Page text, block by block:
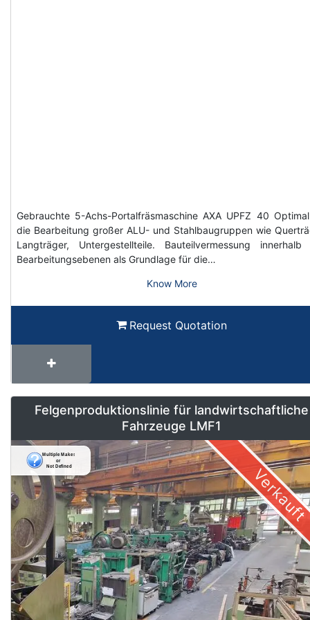
Gebrauchte 5-Achs-Portalfräsmaschine AXA UPFZ 40
die Bearbeitung großer ALU- und Stahlbaugruppen wie
Langträger, Untergestellteile. Bauteilvermessung innerhalb
Bearbeitungsebenen als Grundlage für die…
Know More
Request Quotation
Felgenproduktionslinie für landwirtschaftliche
Fahrzeuge LMF1
Verkauft